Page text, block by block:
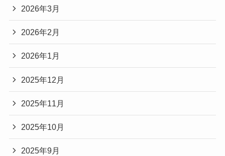
2026年3月
2026年2月
2026年1月
2025年12月
2025年11月
2025年10月
2025年9月